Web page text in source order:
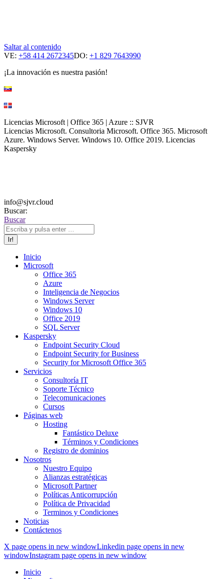
Saltar al contenido
VE: +58 414 2672345DO: +1 829 7643990
¡La innovación es nuestra pasión!
Licencias Microsoft | Office 365 | Azure :: SJVR
Licencias Microsoft. Consultoria Microsoft. Office 365. Microsoft
Azure. Windows Server. Windows 10. Office 2019. Licencias
Kaspersky
info@sjvr.cloud
Buscar:
Buscar
Inicio
Microsoft
Office 365
Azure
Inteligencia de Negocios
Windows Server
Windows 10
Office 2019
SQL Server
Kaspersky
Endpoint Security Cloud
Endpoint Security for Business
Security for Microsoft Office 365
Servicios
Consultoría IT
Soporte Técnico
Telecomunicaciones
Cursos
Páginas web
Hosting
Fantástico Deluxe
Términos y Condiciones
Registro de dominios
Nosotros
Nuestro Equipo
Alianzas estratégicas
Microsoft Partner
Políticas Anticorrupción
Política de Privacidad
Terminos y Condiciones
Noticias
Contáctenos
X page opens in new windowLinkedin page opens in new
windowInstagram page opens in new window
Inicio